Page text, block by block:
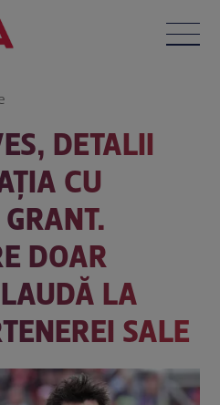
DETALII
CU
DOAR
LA
SALE